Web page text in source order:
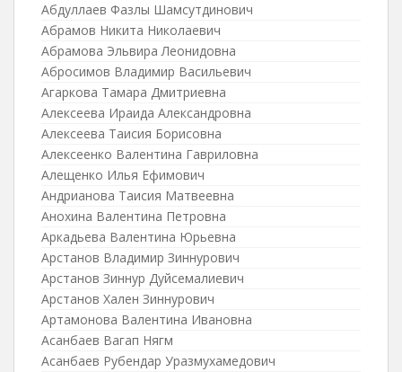
Абдуллаев Фазлы Шамсутдинович
Абрамов Никита Николаевич
Абрамова Эльвира Леонидовна
Абросимов Владимир Васильевич
Агаркова Тамара Дмитриевна
Алексеева Ираида Александровна
Алексеева Таисия Борисовна
Алексеенко Валентина Гавриловна
Алещенко Илья Ефимович
Андрианова Таисия Матвеевна
Анохина Валентина Петровна
Аркадьева Валентина Юрьевна
Арстанов Владимир Зиннурович
Арстанов Зиннур Дуйсемалиевич
Арстанов Хален Зиннурович
Артамонова Валентина Ивановна
Асанбаев Вагап Нягм
Асанбаев Рубендар Уразмухамедович